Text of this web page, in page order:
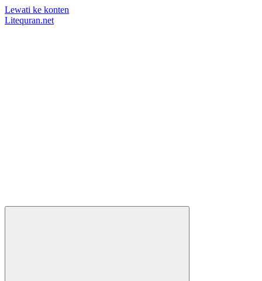
Lewati ke konten
Litequran.net